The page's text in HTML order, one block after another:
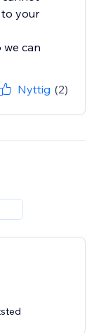
your
we can
Nyttig (2)